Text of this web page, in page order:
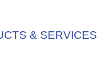
& SERVICES